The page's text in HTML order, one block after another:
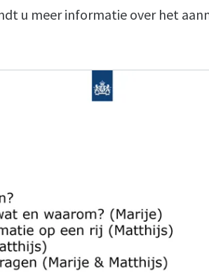
u meer informatie over het